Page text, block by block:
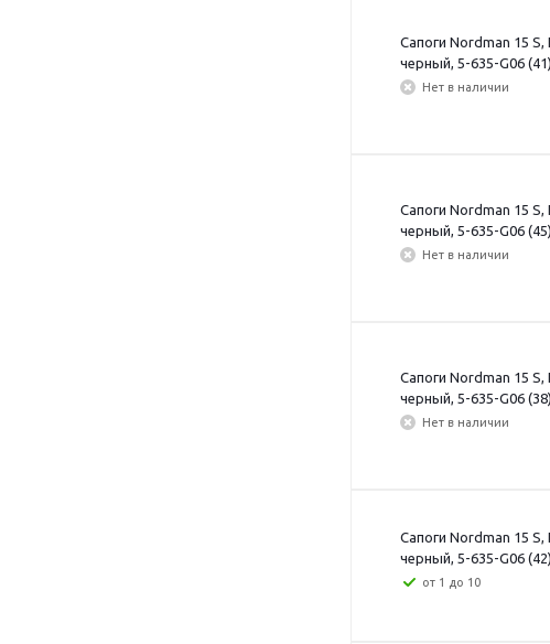
Сапоги Nordman 15
черный, 5-635-G06 (41)
Нет в наличии
Сапоги Nordman 15
черный, 5-635-G06 (45)
Нет в наличии
Сапоги Nordman 15
черный, 5-635-G06 (38)
Нет в наличии
Сапоги Nordman 15
черный, 5-635-G06 (42)
от 1 до 10